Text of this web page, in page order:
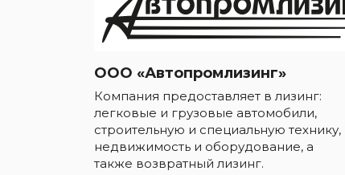
ООО «Автопромлизинг»
Компания предоставляет в лизинг:
легковые и грузовые автомобили,
строительную и специальную технику,
недвижимость и оборудование, а
также возвратный лизинг.